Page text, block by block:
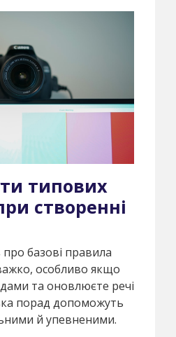
типових
створенні
про базові правила
особливо якщо
та оновлюєте речі
порад допоможуть
й упевненими.